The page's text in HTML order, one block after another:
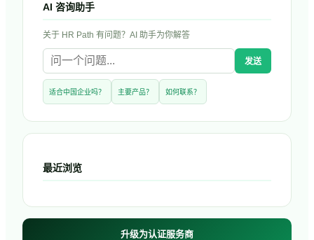
AI 咨询助手
关于 HR Path 有问题？AI 助手为你解答
发送
适合中国企业吗？ 主要产品？ 如何联系？
最近浏览
升级为认证服务商